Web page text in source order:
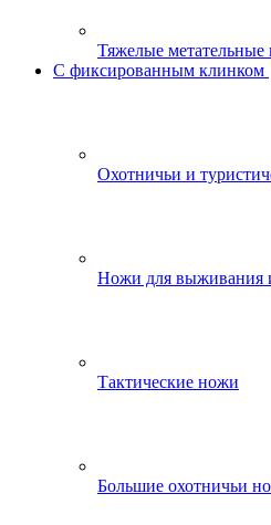
Тяжелые метательные
С фиксированным клинком
Охотничьи и
Ножи для выживания
Тактические ножи
Большие охотничьи